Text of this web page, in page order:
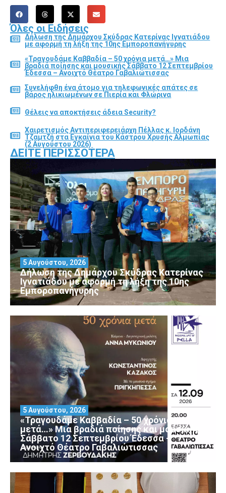
Όλες οι Ειδήσεις
Δήλωση της Δημάρχου Σκύδρας Κατερίνας Ιγνατιάδου
με αφορμή τη λήξη της 10ης Εμποροπανήγυρης
«Τραγουδάμε Καββαδία – 50 χρόνια μετά…» Μια
βραδιά ποίησης και μουσικής Σάββατο 12 Σεπτεμβρίου
Έδεσσα – Ανοιχτό Θέατρο Γαβαλιώτισσας
Συνελήφθη ένα άτομο για τηλεφωνικές απάτες σε
βάρος ηλικιωμένων σε Πιερία και Φλώρινα
Θέλεις να αποκτήσεις άδεια Security?
Χαιρετισμός Αντιπεριφερειάρχη Πέλλας κ. Ιορδάνη
Τζαμτζή στα Εγκαίνια του Κάστρου Χρυσής Αλμωπίας
(2 Αυγούστου 2026)
ΔΕΊΤΕ ΠΕΡΙΣΣΌΤΕΡΑ
Δήλωση της Δημάρχου Σκύδρας Κατερίνας
Ιγνατιάδου με αφορμή τη λήξη της 10ης
Εμποροπανήγυρης
5 Αυγούστου, 2026
«Τραγουδάμε Καββαδία – 50 χρόνια
μετά…» Μια βραδιά ποίησης και μουσικής
Σάββατο 12 Σεπτεμβρίου Έδεσσα –
Ανοιχτό Θέατρο Γαβαλιώτισσας
5 Αυγούστου, 2026